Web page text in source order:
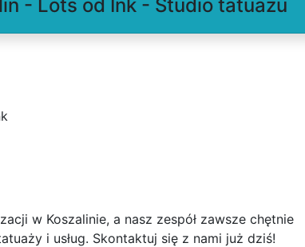
- Lots od Ink - Studio tatuażu
w Koszalinie, a nasz zespół zawsze chętnie
i usług. Skontaktuj się z nami już dziś!